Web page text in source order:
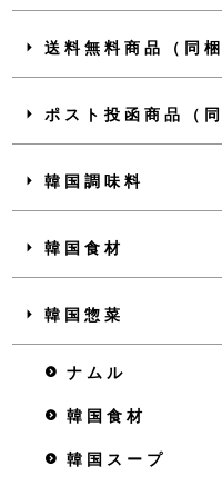
送料無料商品（同梱
ポスト投函商品（
韓国調味料
韓国食材
韓国惣菜
ナムル
韓国食材
韓国スープ